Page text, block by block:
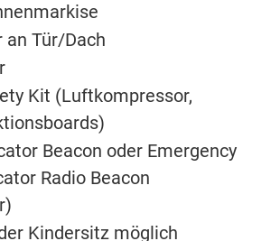
an Tür/Dach
Kit (Luftkompressor,
Beacon oder Emergency
Radio Beacon
Kindersitz möglich